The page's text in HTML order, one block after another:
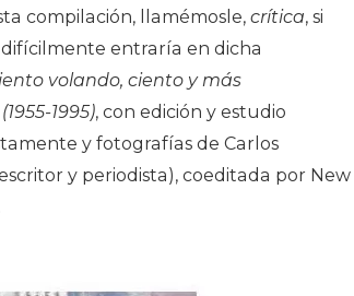
compilación, llamémosle, crítica, si
entraría en dicha
volando, ciento y más
1995), con edición y estudio
y fotografías de Carlos
y periodista), coeditada por New